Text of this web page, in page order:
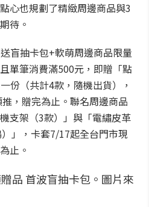
心也規劃了精緻周邊商品與3
待。
盲抽卡包+軟萌周邊商品限量
單筆消費滿500元，即贈「點
份（共計4款，隨機出貨），
，贈完為止。聯名周邊商品
支架（3款）」與「電繡皮革
」，卡套7/17起全台門市現
止。